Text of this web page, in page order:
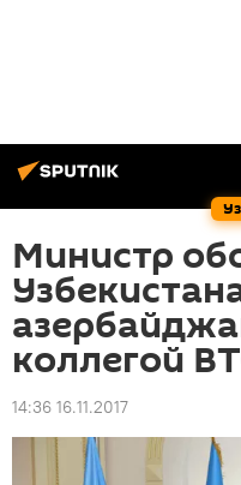
Министр
коллегой
14:36 16.11.2017